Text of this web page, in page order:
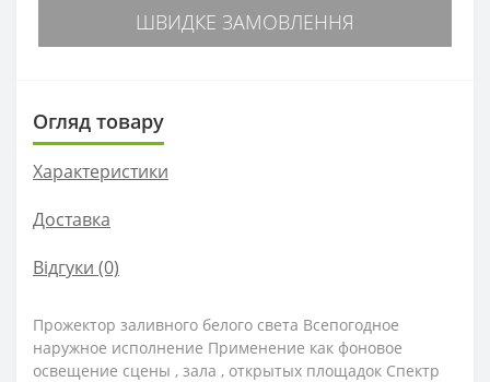
ШВИДКЕ ЗАМОВЛЕННЯ
Огляд товару
Характеристики
Доставка
Відгуки (0)
Прожектор заливного белого света Всепогодное
наружное исполнение Применение как фоновое
освещение сцены , зала , открытых площадок Спектр